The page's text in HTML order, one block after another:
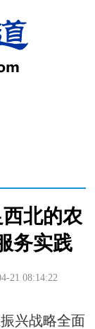
北的农
务实践
21 08:14:22
兴战略全面